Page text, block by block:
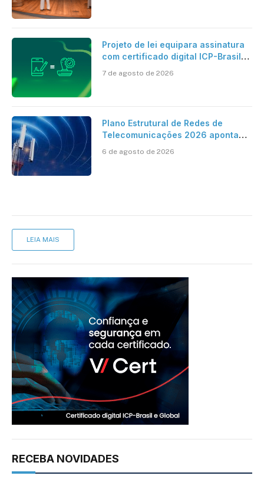
Projeto de lei equipara assinatura
com certificado digital ICP-Brasil
ao reconhecimento de firma em
7 de agosto de 2026
Plano Estrutural de Redes de
Telecomunicações 2026 aponta
avanço da cobertura móvel, mas
mantém desafio
6 de agosto de 2026
LEIA MAIS
RECEBA NOVIDADES